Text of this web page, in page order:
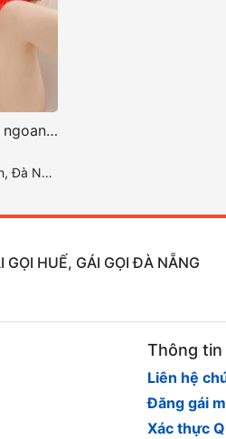
Nhã Phương gái hàng ngoan xinh dâm nhất đà nẵng
Nẵng
GỌI HUẾ, GÁI GỌI ĐÀ NẴNG
Thông tin
Liên hệ
Đăng gái
Xác thực